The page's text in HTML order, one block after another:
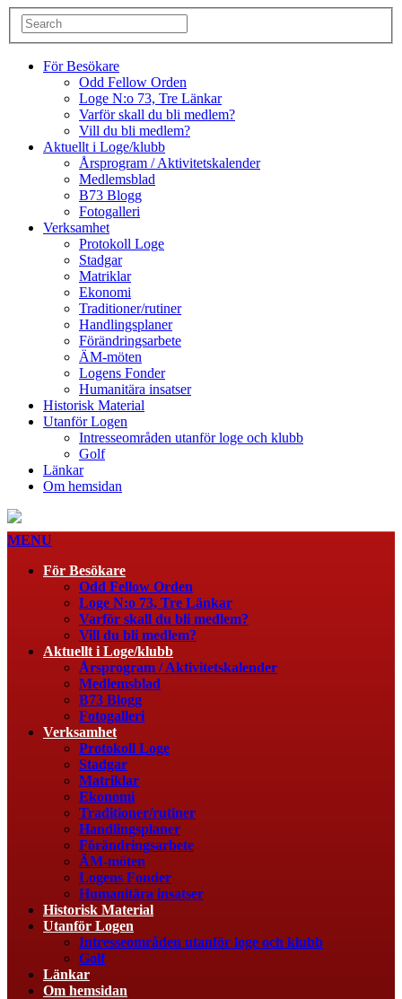
För Besökare
Odd Fellow Orden
Loge N:o 73, Tre Länkar
Varför skall du bli medlem?
Vill du bli medlem?
Aktuellt i Loge/klubb
Årsprogram / Aktivitetskalender
Medlemsblad
B73 Blogg
Fotogalleri
Verksamhet
Protokoll Loge
Stadgar
Matriklar
Ekonomi
Traditioner/rutiner
Handlingsplaner
Förändringsarbete
ÄM-möten
Logens Fonder
Humanitära insatser
Historisk Material
Utanför Logen
Intresseområden utanför loge och klubb
Golf
Länkar
Om hemsidan
MENU
För Besökare
Odd Fellow Orden
Loge N:o 73, Tre Länkar
Varför skall du bli medlem?
Vill du bli medlem?
Aktuellt i Loge/klubb
Årsprogram / Aktivitetskalender
Medlemsblad
B73 Blogg
Fotogalleri
Verksamhet
Protokoll Loge
Stadgar
Matriklar
Ekonomi
Traditioner/rutiner
Handlingsplaner
Förändringsarbete
ÄM-möten
Logens Fonder
Humanitära insatser
Historisk Material
Utanför Logen
Intresseområden utanför loge och klubb
Golf
Länkar
Om hemsidan